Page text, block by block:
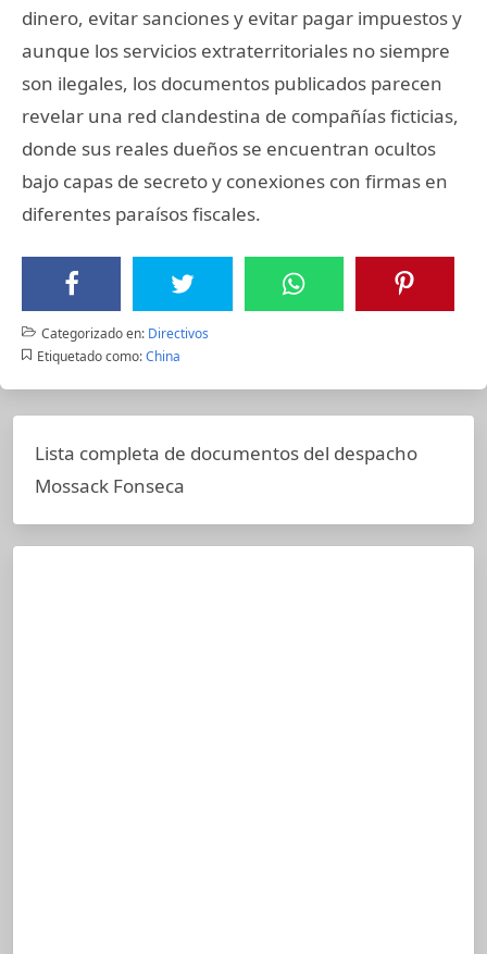
dinero, evitar sanciones y evitar pagar impuestos y
aunque los servicios extraterritoriales no siempre
son ilegales, los documentos publicados parecen
revelar una red clandestina de compañías ficticias,
donde sus reales dueños se encuentran ocultos
bajo capas de secreto y conexiones con firmas en
diferentes paraísos fiscales.
Categorizado en: Directivos
Etiquetado como: China
Lista completa de documentos del despacho
Mossack Fonseca